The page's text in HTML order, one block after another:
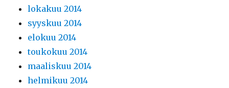
lokakuu 2014
syyskuu 2014
elokuu 2014
toukokuu 2014
maaliskuu 2014
helmikuu 2014